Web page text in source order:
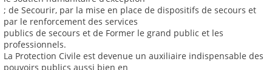
; de Secourir, par la mise en place de dispositifs de secours et
par le renforcement des services
publics de secours et de Former le grand public et les
professionnels.
La Protection Civile est devenue un auxiliaire indispensable des
pouvoirs publics aussi bien en